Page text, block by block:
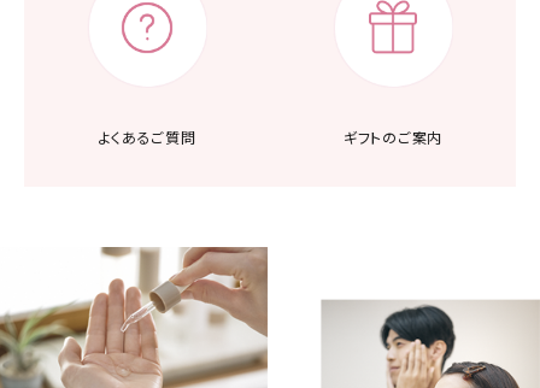
よくあるご質問 ギフトのご案内